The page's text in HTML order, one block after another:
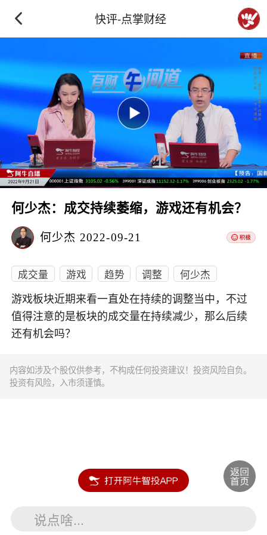
快评-点掌财经
何少杰：成交持续萎缩，游戏还有机会？
何少杰 2022-09-21
成交量 游戏 趋势 调整 何少杰
游戏板块近期来看一直处在持续的调整当中，不过
值得注意的是板块的成交量在持续减少，那么后续
还有机会吗？
内容如涉及个股仅供参考，不构成任何投资建议！投资风险自负。
投资有风险，入市须谨慎。
说点啥...